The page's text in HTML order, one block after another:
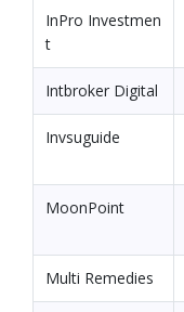
InPro Investmen
t
Intbroker Digital
Invsuguide
MoonPoint
Multi Remedies